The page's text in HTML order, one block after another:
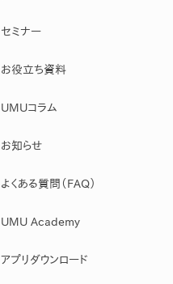
セミナー
お役立ち資料
UMUコラム
お知らせ
よくある質問（FAQ）
UMU Academy
アプリダウンロード